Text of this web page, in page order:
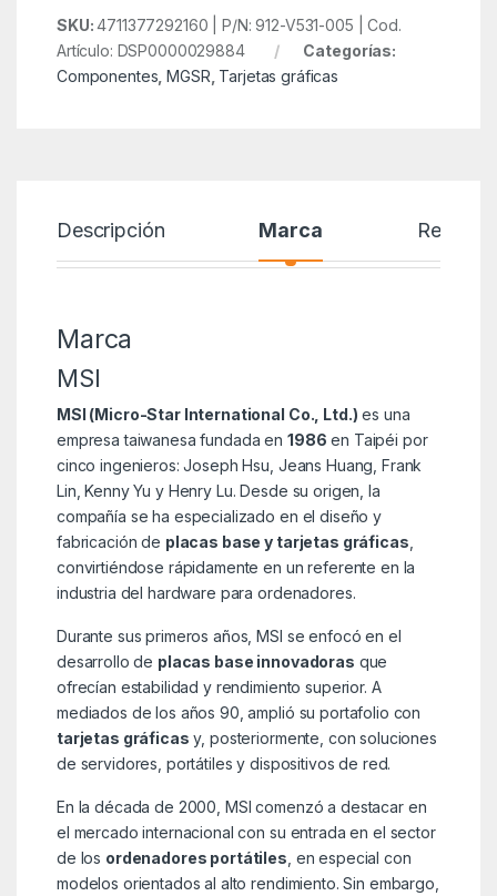
SKU:4711377292160 | P/N: 912-V531-005 | Cod.
Artículo: DSP0000029884
Categorías:
Componentes ,MGSR Tarjetas gráficas
Descripción Marca Reseñas
Marca
MSI
MSI (Micro-Star International Co., Ltd.) es una
empresa taiwanesa fundada en 1986 en Taipéi por
cinco ingenieros: Joseph Hsu, Jeans Huang, Frank
Lin, Kenny Yu y Henry Lu. Desde su origen, la
compañía se ha especializado en el diseño y
fabricación de placas base y tarjetas gráficas
convirtiéndose rápidamente en un referente en la
industria del hardware para ordenadores.
Durante sus primeros años, MSI se enfocó en el
desarrollo de placas base innovadoras que
ofrecían estabilidad y rendimiento superior. A
mediados de los años 90, amplió su portafolio con
tarjetas gráficas y, posteriormente, con soluciones
de servidores, portátiles y dispositivos de red.
En la década de 2000, MSI comenzó a destacar en
el mercado internacional con su entrada en el sector
de los ordenadores portátiles , en especial con
modelos orientados al alto rendimiento. Sin embargo,